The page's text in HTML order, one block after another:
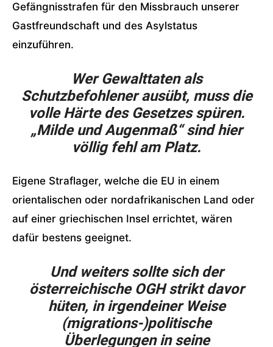
Gefängnisstrafen für den Missbrauch unserer
Gastfreundschaft und des Asylstatus
einzuführen.
Wer Gewalttaten als
Schutzbefohlener ausübt, muss die
volle Härte des Gesetzes spüren.
„Milde und Augenmaß“ sind hier
völlig fehl am Platz.
Eigene Straflager, welche die EU in einem
orientalischen oder nordafrikanischen Land oder
auf einer griechischen Insel errichtet, wären
dafür bestens geeignet.
Und weiters sollte sich der
österreichische OGH strikt davor
hüten, in irgendeiner Weise
(migrations-)politische
Überlegungen in seine